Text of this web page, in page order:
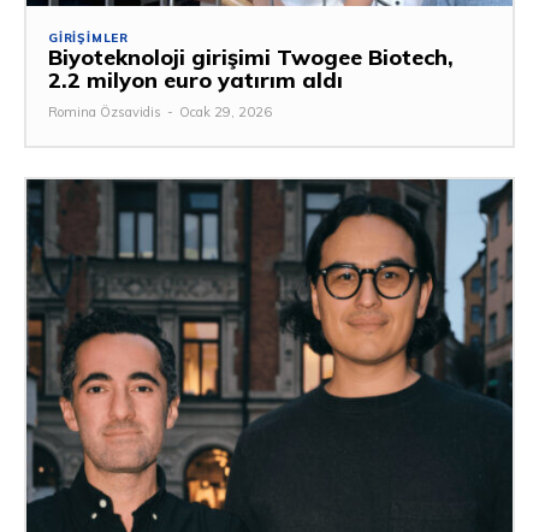
GIRIŞIMLER
Biyoteknoloji girişimi Twogee Biotech,
2.2 milyon euro yatırım aldı
Romina Özsavidis - Ocak 29, 2026